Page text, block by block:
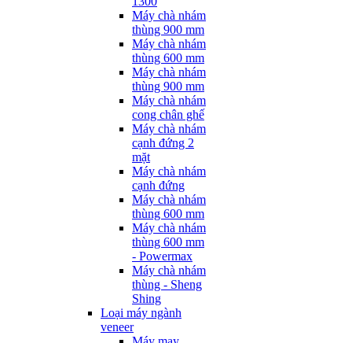
Máy chà nhám
thùng 900 mm
Máy chà nhám
thùng 600 mm
Máy chà nhám
thùng 900 mm
Máy chà nhám
cong chân ghế
Máy chà nhám
cạnh đứng 2
mặt
Máy chà nhám
cạnh đứng
Máy chà nhám
thùng 600 mm
Máy chà nhám
thùng 600 mm
- Powermax
Máy chà nhám
thùng - Sheng
Shing
Loại máy ngành
veneer